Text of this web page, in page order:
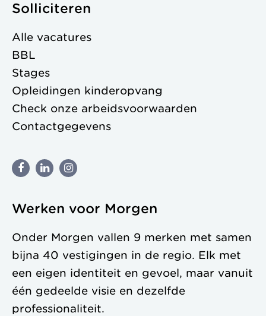
Solliciteren
Alle vacatures
BBL
Stages
Opleidingen kinderopvang
Check onze arbeidsvoorwaarden
Contactgegevens
Werken voor Morgen
Onder Morgen vallen 9 merken met samen
bijna 40 vestigingen in de regio. Elk met
een eigen identiteit en gevoel, maar vanuit
één gedeelde visie en dezelfde
professionaliteit.